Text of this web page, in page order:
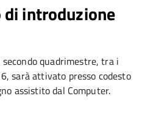
di introduzione
quadrimestre, tra i
sarà attivato presso codesto
assistito dal Computer.